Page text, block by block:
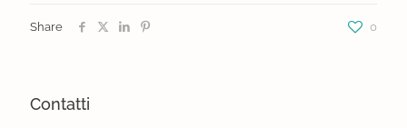
Share 0
Contatti